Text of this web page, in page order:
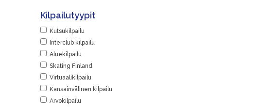
Kilpailutyypit
Kutsukilpailu
Interclub kilpailu
Aluekilpailu
Skating Finland
Virtuaalikilpailu
Kansainvälinen kilpailu
Arvokilpailu